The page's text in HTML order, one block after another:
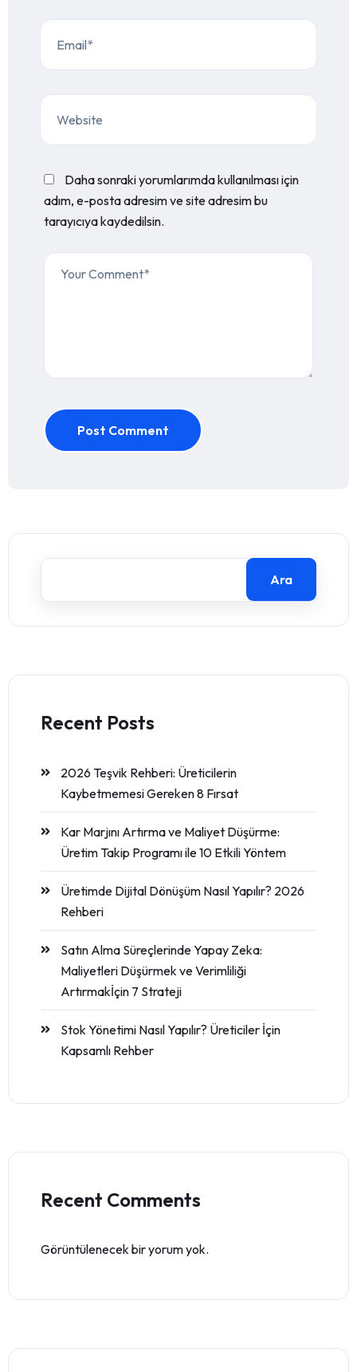
Daha sonraki yorumlarımda kullanılması için
adım, e-posta adresim ve site adresim bu
tarayıcıya kaydedilsin.
Post Comment
Ara
Recent Posts
2026 Teşvik Rehberi: Üreticilerin
Kaybetmemesi Gereken 8 Fırsat
Kar Marjını Artırma ve Maliyet Düşürme:
Üretim Takip Programı ile 10 Etkili Yöntem
Üretimde Dijital Dönüşüm Nasıl Yapılır? 2026
Rehberi
Satın Alma Süreçlerinde Yapay Zeka:
Maliyetleri Düşürmek ve Verimliliği
Artırmakİçin 7 Strateji
Stok Yönetimi Nasıl Yapılır? Üreticiler İçin
Kapsamlı Rehber
Recent Comments
Görüntülenecek bir yorum yok.